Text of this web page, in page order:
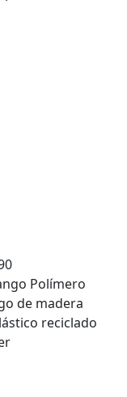
Polímero
de madera
reciclado